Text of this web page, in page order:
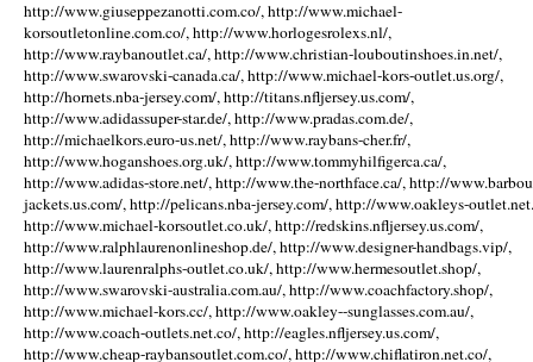
http://www.giuseppezanotti.com.co/, http://www.michael-
korsoutletonline.com.co/, http://www.horlogesrolexs.nl/,
http://www.raybanoutlet.ca/, http://www.christian-louboutinshoes.in.net/,
http://www.swarovski-canada.ca/, http://www.michael-kors-outlet.us.org/,
http://hornets.nba-jersey.com/, http://titans.nfljersey.us.com/,
http://www.adidassuper-star.de/, http://www.pradas.com.de/,
http://michaelkors.euro-us.net/, http://www.raybans-cher.fr/,
http://www.hoganshoes.org.uk/, http://www.tommyhilfigerca.ca/,
http://www.adidas-store.net/, http://www.the-northface.ca/, http://
jackets.us.com/, http://pelicans.nba-jersey.com/, http://www.oakleys-
http://www.michael-korsoutlet.co.uk/, http://redskins.nfljersey.us.com/,
http://www.ralphlaurenonlineshop.de/, http://www.designer-handbags.vip/,
http://www.laurenralphs-outlet.co.uk/, http://www.hermesoutlet.shop/,
http://www.swarovski-australia.com.au/, http://www.coachfactory.shop/,
http://www.michael-kors.cc/, http://www.oakley--sunglasses.com.au/,
http://www.coach-outlets.net.co/, http://eagles.nfljersey.us.com/,
http://www.cheap-raybansoutlet.com.co/, http://www.chiflatiron.net.co/,